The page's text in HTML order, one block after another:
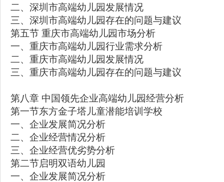
二、深圳市高端幼儿园发展情况
三、深圳市高端幼儿园存在的问题与建议
第五节 重庆市高端幼儿园市场分析
一、重庆市高端幼儿园行业需求分析
二、重庆市高端幼儿园发展情况
三、重庆市高端幼儿园存在的问题与建议
第八章 中国领先企业高端幼儿园经营分析
第一节东方金子塔儿童潜能培训学校
一、企业发展简况分析
二、企业经营情况分析
三、企业经营优劣势分析
第二节启明双语幼儿园
一、企业发展简况分析